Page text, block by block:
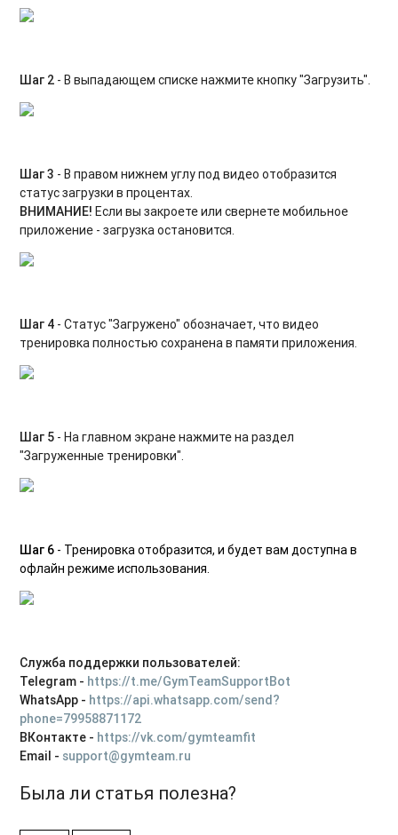
Шаг 2 - В выпадающем списке нажмите кнопку "Загрузить".
Шаг 3 - В правом нижнем углу под видео отобразится
статус загрузки в процентах.
ВНИМАНИЕ!Если вы закроете или свернете мобильное
приложение - загрузка остановится.
Шаг 4 - Статус "Загружено" обозначает, что видео
тренировка полностью сохранена в памяти приложения.
Шаг 5 - На главном экране нажмите на раздел
"Загруженные тренировки".
Шаг 6 - Тренировка отобразится, и будет вам доступна в
офлайн режиме использования.
Служба поддержки пользователей:
Telegram - https://t.me/GymTeamSupportBot
WhatsApp - https://api.whatsapp.com/send?
phone=79958871172
ВКонтакте - https://vk.com/gymteamfit
Email - support@gymteam.ru
Была ли статья полезна?